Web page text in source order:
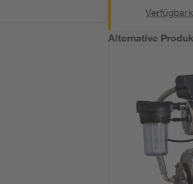
Alternative